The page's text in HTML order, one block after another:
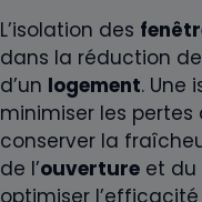
L’isolation des
dans la réduction
d’un logement. Une
minimiser les
conserver la
de l’ouverture et du
optimiser l’efficacité